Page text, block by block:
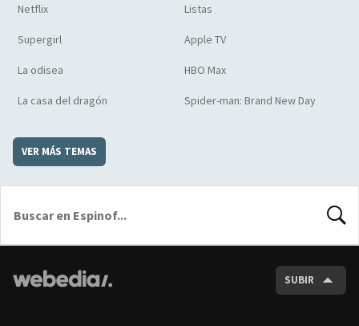
Netflix Listas
Supergirl Apple TV
La odisea HBO Max
La casa del dragón Spider-man: Brand New Day
VER MÁS TEMAS
SUBIR